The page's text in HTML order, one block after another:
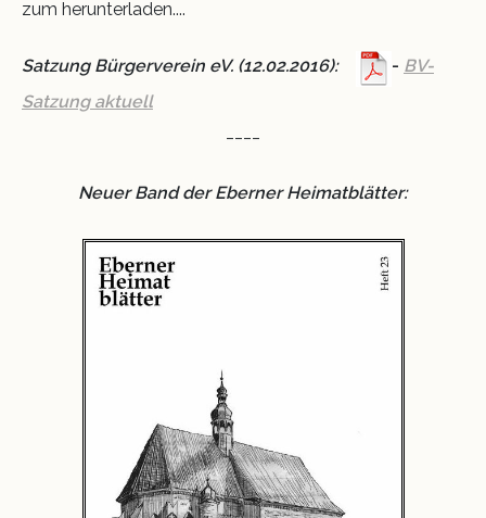
zum herunterladen....
Satzung Bürgerverein eV. (12.02.2016): - BV-
Satzung aktuell
Neuer Band der Eberner Heimatblätter:
Museumsnacht 2014
Ausstellungen